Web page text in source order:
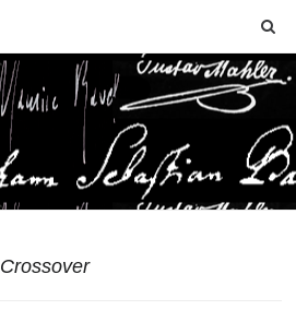
Crossover